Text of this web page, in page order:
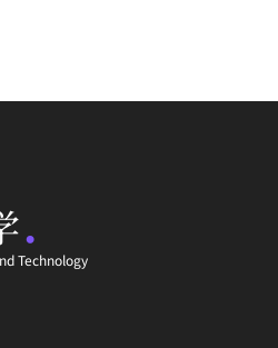
.
Technology